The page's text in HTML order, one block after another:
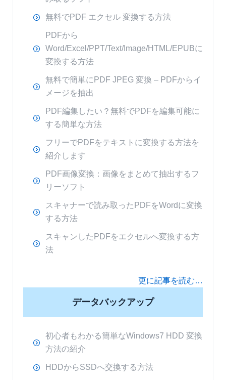
無料でPDF エクセル 変換する方法
PDFから
Word/Excel/PPT/Text/Image/HTML/EPUBに
変換する方法
無料で簡単にPDF JPEG 変換 – PDFからイ
メージを抽出
PDF編集したい？無料でPDFを編集可能に
する簡単な方法
フリーでPDFをテキストに変換する方法を
紹介します
PDF画像変換：画像をまとめて抽出するフ
リーソフト
スキャナーで読み取ったPDFをWordに変換
する方法
スキャンしたPDFをエクセルへ変換する方
法
更に記事を読む…
データバックアップ
初心者もわかる簡単なWindows7 HDD 変換
方法の紹介
HDDからSSDへ交換する方法